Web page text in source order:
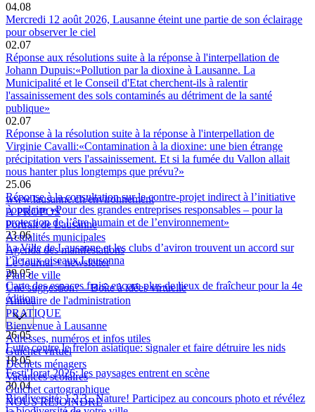
04.08
Mercredi 12 août 2026, Lausanne éteint une partie de son éclairage
pour observer le ciel
02.07
Réponse aux résolutions suite à la réponse à l'interpellation de
Johann Dupuis:«Pollution par la dioxine à Lausanne. La
Municipalité et le Conseil d'Etat cherchent-ils à ralentir
l'assainissement des sols contaminés au détriment de la santé
publique»
02.07
Réponse à la résolution suite à la réponse à l'interpellation de
Virginie Cavalli:«Contamination à la dioxine: une bien étrange
précipitation vers l'assainissement. Et si la fumée du Vallon allait
nous hanter plus longtemps que prévu?»
25.06
Réponse à la consultation sur le contre-projet indirect à l’initiative
populaire «Pour des grandes entreprises responsables – pour la
protection de l’être humain et de l’environnement»
23.06
La Ville de Lausanne et les clubs d’aviron trouvent un accord sur
l’île aux oiseaux Leusonna
29.05
Carte des espaces frais: encore plus de lieux de fraîcheur pour la 4e
édition
26.05
Lutte contre le frelon asiatique: signaler et faire détruire les nids
19.05
Festi'Jorat 2026: les paysages entrent en scène
30.04
Biodiversité: 1,2,3...Nature! Participez au concours photo et révélez
www.lausanne.ch/environnement
À PROPOS
Portrait de Lausanne
Actualités municipales
Agenda des manifestations
Le Journal + newsletter
Plan de ville
Une suggestion? – Boîte à idées virtuelle
Annuaire de l'administration
PRATIQUE
Bienvenue à Lausanne
Adresses, numéros et infos utiles
Guichet virtuel
Déchets ménagers
Vacances scolaires
Guichet cartographique
NOUS REJOINDRE